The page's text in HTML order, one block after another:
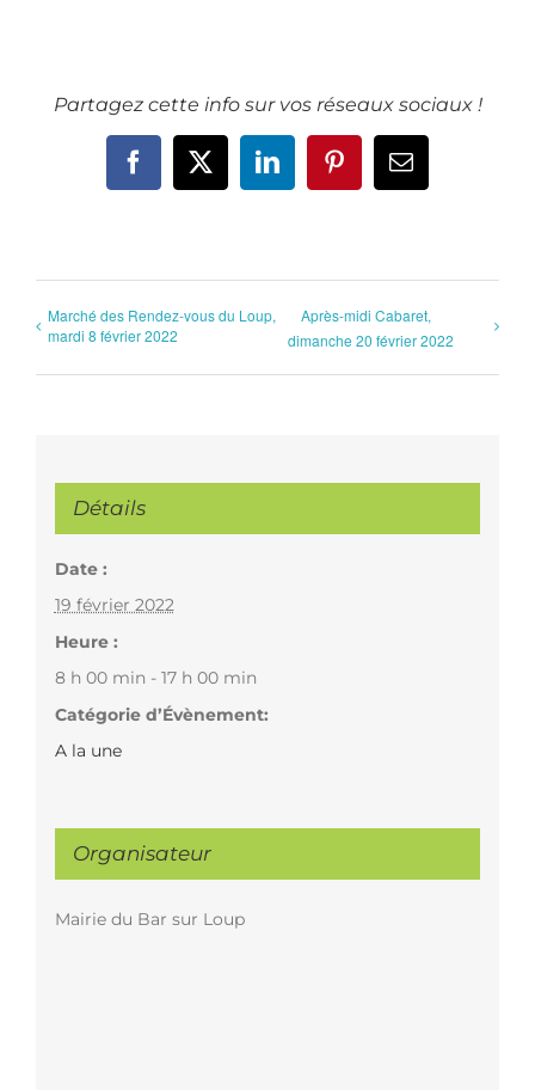
Partagez cette info sur vos réseaux sociaux !
Facebook
X LinkedInPinterestEmail
Marché des Rendez-vous du Loup,
mardi 8 février 2022
Après-midi Cabaret,
dimanche 20 février 2022
Détails
Date :
19 février 2022
Heure :
8 h 00 min - 17 h 00 min
Catégorie d’Évènement:
A la une
Organisateur
Mairie du Bar sur Loup